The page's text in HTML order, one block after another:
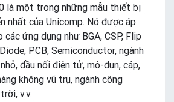
là một trong những mẫu thiết bị
nhất của Unicomp. Nó được áp
các ứng dụng như BGA, CSP, Flip
PCB, Semiconductor, ngành
đầu nối điện tử, mô-đun, cáp,
không vũ trụ, ngành công
v.v.